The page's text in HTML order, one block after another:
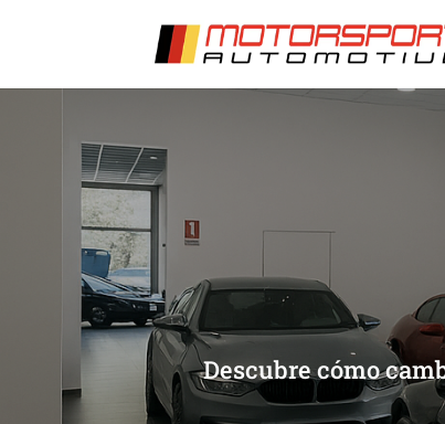
Descubre cómo